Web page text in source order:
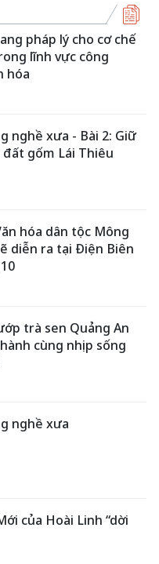
pháp lý cho cơ chế
lĩnh vực công
hóa
nghề xưa - Bài 2: Giữ
gốm Lái Thiêu
hóa dân tộc Mông
diễn ra tại Điện Biên
trà sen Quảng An
cùng nhịp sống
nghề xưa
của Hoài Linh “dời